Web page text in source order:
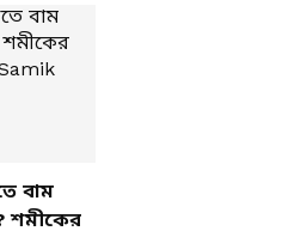
বাম
শমীকের